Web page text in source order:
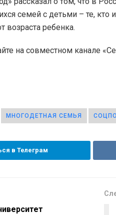
семей с детьми – те, кто
возраста ребенка.
на совместном канале
МНОГОДЕТНАЯ СЕМЬЯ
в Телеграм